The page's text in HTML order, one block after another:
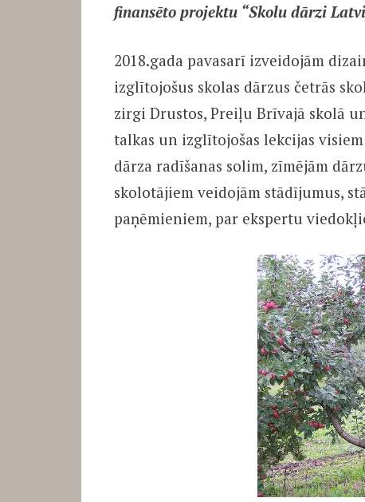
finansēto projektu “Skolu dārzi
2018.gada pavasarī izveidojām
izglītojošus skolas dārzus četrās
zirgi Drustos, Preiļu Brīvajā skolā
talkas un izglītojošas lekcijas
dārza radīšanas solim, zīmējām
skolotājiem veidojām stādījumus,
paņēmieniem, par ekspertu